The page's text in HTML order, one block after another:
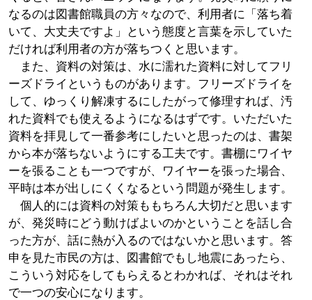
なるのは図書館職員の方々なので、利用者に「落ち着
いて、大丈夫ですよ」という態度と言葉を示していた
だければ利用者の方が落ちつくと思います。
また、資料の対策は、水に濡れた資料に対してフリ
ーズドライというものがあります。フリーズドライを
して、ゆっくり解凍するにしたがって修理すれば、汚
れた資料でも使えるようになるはずです。いただいた
資料を拝見して一番参考にしたいと思ったのは、書架
から本が落ちないようにする工夫です。書棚にワイヤ
ーを張ることも一つですが、ワイヤーを張った場合、
平時は本が出しにくくなるという問題が発生します。
個人的には資料の対策ももちろん大切だと思います
が、発災時にどう動けばよいのかということを話し合
った方が、話に熱が入るのではないかと思います。答
申を見た市民の方は、図書館でもし地震にあったら、
こういう対応をしてもらえるとわかれば、それはそれ
で一つの安心になります。